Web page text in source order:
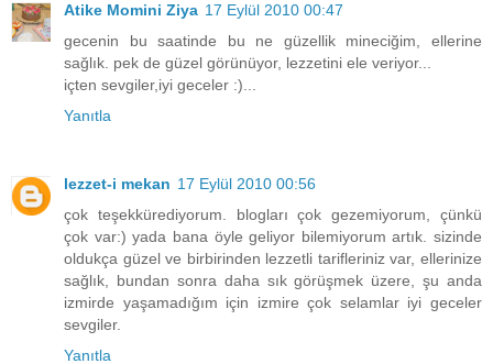
Atike Momini Ziya 17 Eylül 2010 00:47
gecenin bu saatinde bu ne güzellik mineciğim, ellerine
sağlık. pek de güzel görünüyor, lezzetini ele veriyor...
içten sevgiler,iyi geceler :)...
Yanıtla
lezzet-i mekan 17 Eylül 2010 00:56
çok teşekkürediyorum. blogları çok gezemiyorum, çünkü
çok var:) yada bana öyle geliyor bilemiyorum artık. sizinde
oldukça güzel ve birbirinden lezzetli tarifleriniz var, ellerinize
sağlık, bundan sonra daha sık görüşmek üzere, şu anda
izmirde yaşamadığım için izmire çok selamlar iyi geceler
sevgiler.
Yanıtla